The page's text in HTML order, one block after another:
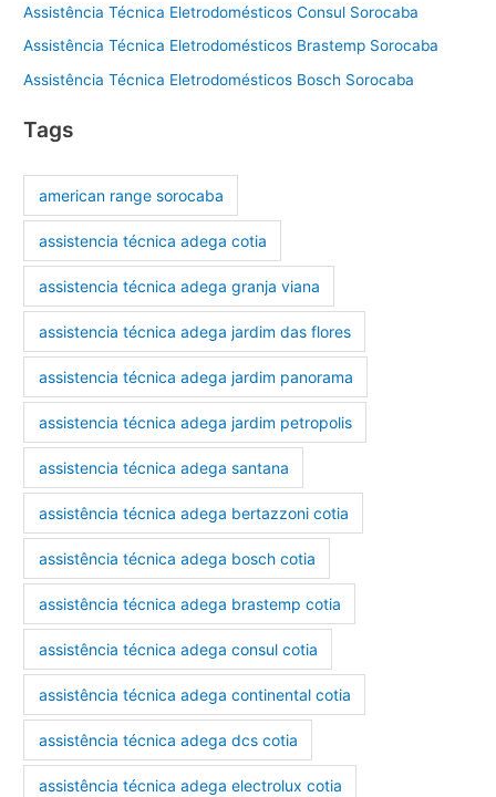
Assistência Técnica Eletrodomésticos Consul Sorocaba
Assistência Técnica Eletrodomésticos Brastemp Sorocaba
Assistência Técnica Eletrodomésticos Bosch Sorocaba
Tags
american range sorocaba
assistencia técnica adega cotia
assistencia técnica adega granja viana
assistencia técnica adega jardim das flores
assistencia técnica adega jardim panorama
assistencia técnica adega jardim petropolis
assistencia técnica adega santana
assistência técnica adega bertazzoni cotia
assistência técnica adega bosch cotia
assistência técnica adega brastemp cotia
assistência técnica adega consul cotia
assistência técnica adega continental cotia
assistência técnica adega dcs cotia
assistência técnica adega electrolux cotia